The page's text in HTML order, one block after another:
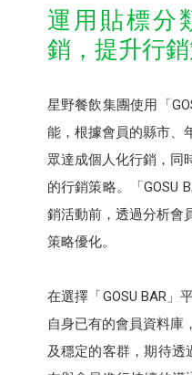
運用貼標分
銷，提升行
星野餐飲集團使用「
能，根據會員的縣市、
眾達成個人化行銷，同
的行銷策略。「GOSU
銷活動前，透過分析會
策略優化。
在選擇「GOSU BAR」
自身已有的會員資料庫
及穩定的客群，期待透